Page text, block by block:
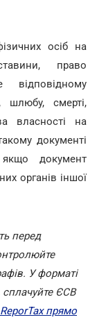
осіб на
право
шлюбу, смерті,
власності на
документі
документ
органів іншої
перед
У форматі
сплачуйте ЄСВ
прямо